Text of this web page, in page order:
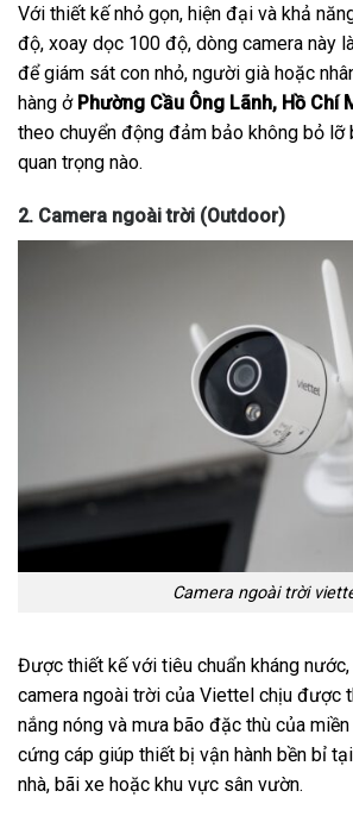
Với thiết kế nhỏ gọn, hiện đại và khả
độ, xoay dọc 100 độ, dòng camera này
để giám sát con nhỏ, người già hoặc
hàng ở Phường Cầu Ông Lãnh, Hồ Chí
theo chuyển động đảm bảo không bỏ lỡ
quan trọng nào.
2. Camera ngoài trời (Outdoor)
Camera ngoài trời
Được thiết kế với tiêu chuẩn kháng
camera ngoài trời của Viettel chịu được
nắng nóng và mưa bão đặc thù của miền
cứng cáp giúp thiết bị vận hành bền bỉ
nhà, bãi xe hoặc khu vực sân vườn.